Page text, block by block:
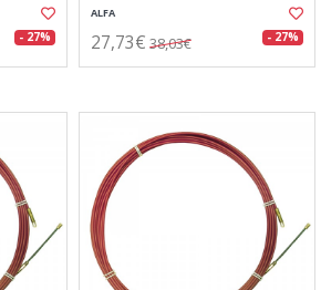
- 27%
ALFA
27,73€ 38,03€ - 27%